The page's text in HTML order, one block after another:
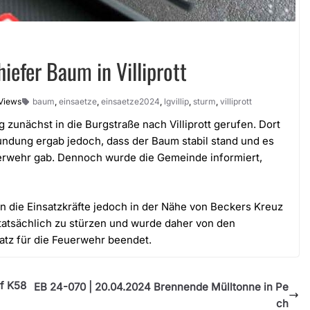
Baum in Villiprott
baum, einsaetze, einsaetze2024, lgvillip, sturm, villiprott
zunächst in die Burgstraße nach Villiprott gerufen. Dort
ergab jedoch, dass der Baum stabil stand und es
gab. Dennoch wurde die Gemeinde informiert,
die Einsatzkräfte jedoch in der Nähe von Beckers Kreuz
zu stürzen und wurde daher von den
für die Feuerwehr beendet.
K58
EB 24-070 | 20.04.2024 Brennende Mülltonne in Pe
ch